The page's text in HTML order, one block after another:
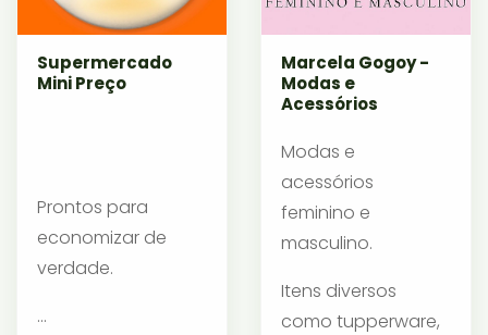
Supermercado
Mini Preço
Prontos para
economizar de
verdade.
...
Marcela Gogoy -
Modas e
Acessórios
Modas e
acessórios
feminino e
masculino.
Itens diversos
como tupperware,